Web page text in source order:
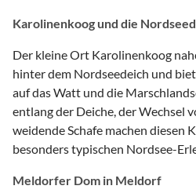
Karolinenkoog und die
Der kleine Ort Karolinenkoog
hinter dem Nordseedeich und
auf das Watt und die
entlang der Deiche, der Wechsel
weidende Schafe machen diesen
besonders typischen Nordsee-
Meldorfer Dom in Meldorf